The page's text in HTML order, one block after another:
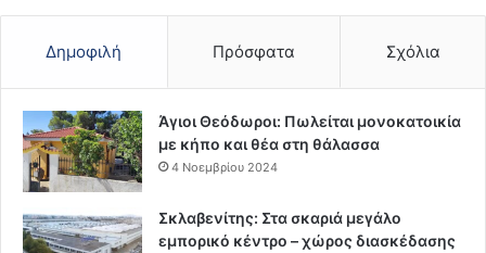
Δημοφιλή Πρόσφατα Σχόλια
Άγιοι Θεόδωροι: Πωλείται μονοκατοικία
με κήπο και θέα στη θάλασσα
4 Νοεμβρίου 2024
Σκλαβενίτης: Στα σκαριά μεγάλο
εμπορικό κέντρο – χώρος διασκέδασης